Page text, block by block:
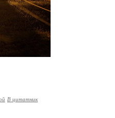
В цитатник